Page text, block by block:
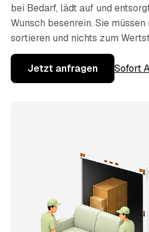
bei Bedarf, lädt auf und
Wunsch besenrein. Sie
sortieren und nichts zum
Jetzt anfragen Sofort